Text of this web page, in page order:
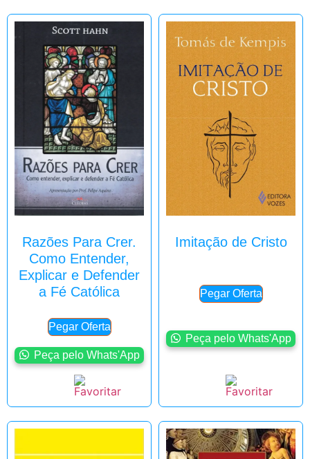
Razões Para Crer.
Como Entender,
Explicar e Defender
a Fé Católica
Pegar Oferta
Peça pelo Whats'App
Imitação de Cristo
Pegar Oferta
Peça pelo Whats'App